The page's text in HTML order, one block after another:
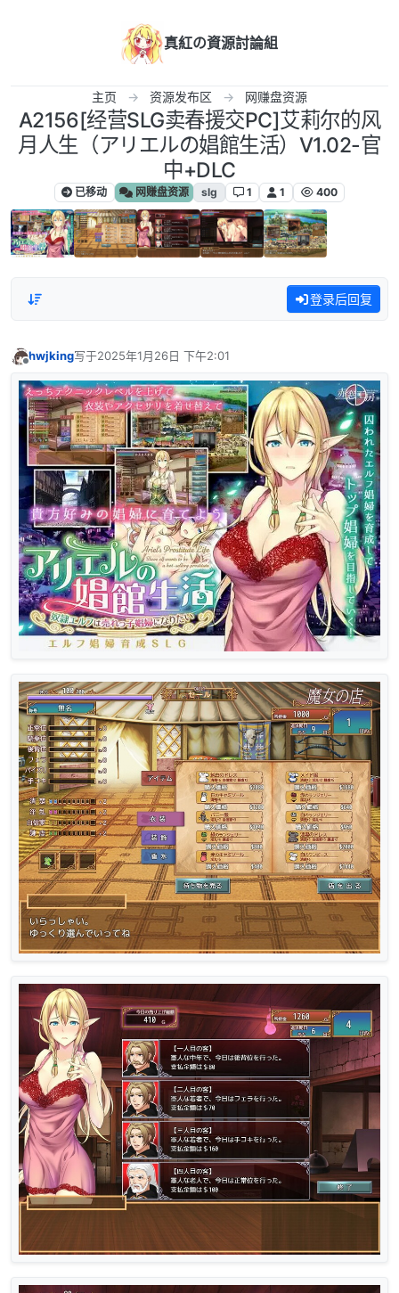
真紅の資源討論組
主页 资源发布区 网赚盘资源
A2156[经营SLG卖春援交PC]艾莉尔的风
月人生（アリエルの娼館生活）V1.02-官
中+DLC
已移动 网赚盘资源 slg 1 1 400
登录后回复
hwjking写于2025年1月26日 下午2:01
最后由 编辑